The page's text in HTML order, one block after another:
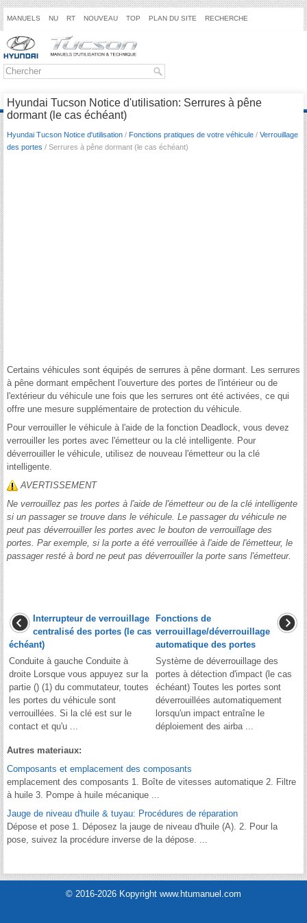
MANUELS NU RT NOUVEAU TOP PLAN DU SITE RECHERCHE
Hyundai Tucson Notice d'utilisation: Serrures à pêne
dormant (le cas échéant)
Hyundai Tucson Notice d'utilisation / Fonctions pratiques de votre véhicule / Verrouillage
des portes / Serrures à pêne dormant (le cas échéant)
Certains véhicules sont équipés de serrures à pêne dormant. Les serrures
à pêne dormant empêchent l'ouverture des portes de l'intérieur ou de
l'extérieur du véhicule une fois que les serrures ont été activées, ce qui
offre une mesure supplémentaire de protection du véhicule.
Pour verrouiller le véhicule à l'aide de la fonction Deadlock, vous devez
verrouiller les portes avec l'émetteur ou la clé intelligente. Pour
déverrouiller le véhicule, utilisez de nouveau l'émetteur ou la clé
intelligente.
AVERTISSEMENT
Ne verrouillez pas les portes à l'aide de l'émetteur ou de la clé intelligente
si un passager se trouve dans le véhicule. Le passager du véhicule ne
peut pas déverrouiller les portes avec le bouton de verrouillage des
portes. Par exemple, si la porte a été verrouillée à l'aide de l'émetteur, le
passager resté à bord ne peut pas déverrouiller la porte sans l'émetteur.
Interrupteur de verrouillage
centralisé des portes (le cas
échéant)
Conduite à gauche Conduite à
droite Lorsque vous appuyez sur la
partie () (1) du commutateur, toutes
les portes du véhicule sont
verrouillées. Si la clé est sur le
contact et qu'u ...
Fonctions de
verrouillage/déverrouillage
automatique des portes
Système de déverrouillage des
portes à détection d'impact (le cas
échéant) Toutes les portes sont
déverrouillées automatiquement
lorsqu'un impact entraîne le
déploiement des airba ...
Autres materiaux:
Composants et emplacement des composants
emplacement des composants 1. Boîte de vitesses automatique 2. Filtre
à huile 3. Pompe à huile mécanique ...
Jauge de niveau d'huile & tuyau: Procédures de réparation
Dépose et pose 1. Déposez la jauge de niveau d'huile (A). 2. Pour la
pose, suivez la procédure inverse de la dépose. ...
© 2016-2026 Kopyright www.htumanuel.com